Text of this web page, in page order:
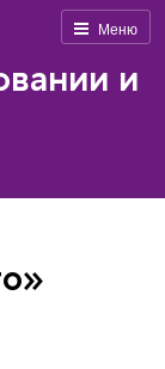
Меню
и